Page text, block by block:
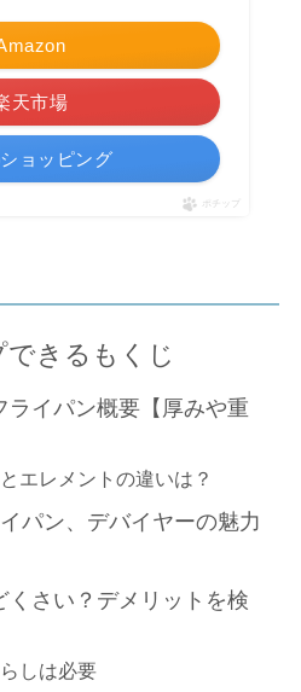
天市場
ョッピング
ポチップ
できるもくじ
ライパン概要【厚みや重
エレメントの違いは？
パン、デバイヤーの魅力
くさい？デメリットを検
しは必要